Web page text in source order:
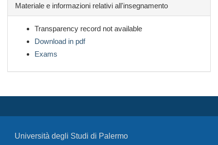
Materiale e informazioni relativi all'insegnamento
Transparency record not available
Download in pdf
Exams
Università degli Studi di Palermo